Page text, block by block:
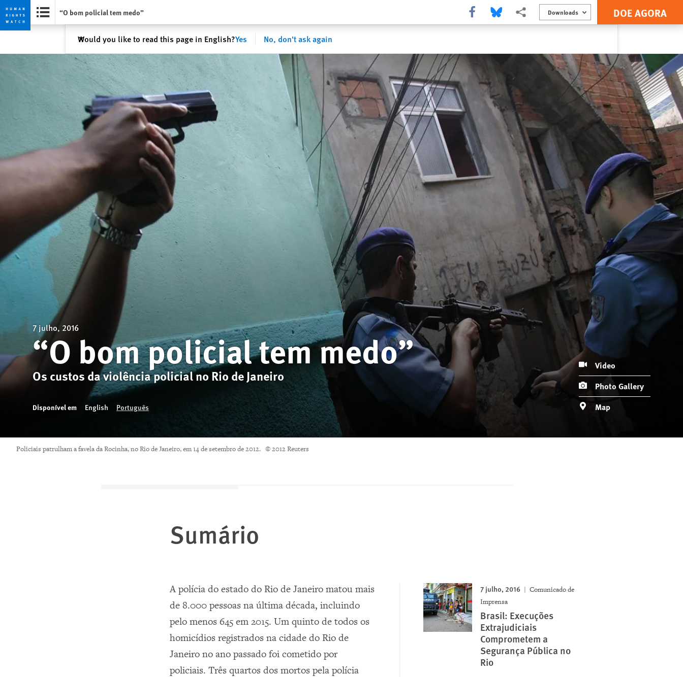
Skip
cookie
Skip
main
“O bom policial tem medo” Share this via Facebook
Share this via Bluesky
Share this via Compartilhar
Downloads DOE AGORA
Would you like to read this page in English?Yes No, don't ask again
✕Fechar
7 julho, 2016
“O bom policial tem medo”
Os custos da violência policial no Rio de Janeiro
Disponível em English Português
Video
Photo Gallery
Map
Policiais patrulham a favela da Rocinha, no Rio de Janeiro, em 14 de setembro de 2012. © 2012 Reuters
Sumário
7 julho, 2016
Comunicado de
Imprensa
Brasil: Execuções
Extrajudiciais
Comprometem a
Segurança Pública no
Rio
A polícia do estado do Rio de Janeiro matou mais
de 8.000 pessoas na última década, incluindo
pelo menos 645 em 2015. Um quinto de todos os
homicídios registrados na cidade do Rio de
Janeiro no ano passado foi cometido por
policiais. Três quartos dos mortos pela polícia